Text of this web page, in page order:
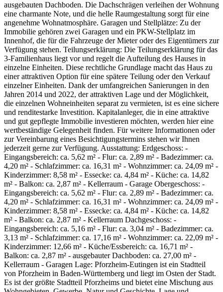
ausgebauten Dachboden. Die Dachschrägen verleihen der Wohnung
eine charmante Note, und die helle Raumgestaltung sorgt für eine
angenehme Wohnatmosphäre. Garagen und Stellplätze: Zu der
Immobilie gehören zwei Garagen und ein PKW-Stellplatz im
Innenhof, die für die Fahrzeuge der Mieter oder des Eigentümers zur
Verfügung stehen. Teilungserklärung: Die Teilungserklärung für das
3-Familienhaus liegt vor und regelt die Aufteilung des Hauses in
einzelne Einheiten. Diese rechtliche Grundlage macht das Haus zu
einer attraktiven Option für eine spätere Teilung oder den Verkauf
einzelner Einheiten. Dank der umfangreichen Sanierungen in den
Jahren 2014 und 2022, der attraktiven Lage und der Möglichkeit,
die einzelnen Wohneinheiten separat zu vermieten, ist es eine sichere
und renditestarke Investition. Kapitalanleger, die in eine attraktive
und gut gepflegte Immobilie investieren möchten, werden hier eine
wertbeständige Gelegenheit finden. Für weitere Informationen oder
zur Vereinbarung eines Besichtigungstermins stehen wir Ihnen
jederzeit gerne zur Verfügung. Ausstattung: Erdgeschoss: -
Eingangsbereich: ca. 5,62 m² - Flur: ca. 2,89 m² - Badezimmer: ca.
4,20 m² - Schlafzimmer: ca. 16,31 m² - Wohnzimmer: ca. 24,09 m² -
Kinderzimmer: 8,58 m² - Essecke: ca. 4,84 m² - Küche: ca. 14,82
m² - Balkon: ca. 2,87 m² - Kellerraum - Garage Obergeschoss: -
Eingangsbereich: ca. 5,62 m² - Flur: ca. 2,89 m² - Badezimmer: ca.
4,20 m² - Schlafzimmer: ca. 16,31 m² - Wohnzimmer: ca. 24,09 m² -
Kinderzimmer: 8,58 m² - Essecke: ca. 4,84 m² - Küche: ca. 14,82
m² - Balkon: ca. 2,87 m² - Kellerraum Dachgeschoss: -
Eingangsbereich: ca. 5,16 m² - Flur: ca. 3,04 m² - Badezimmer: ca.
3,13 m² - Schlafzimmer: ca. 17,16 m² - Wohnzimmer: ca. 22,09 m² -
Kinderzimmer: 12,66 m² - Küche/Essbereich: ca. 16,71 m² -
Balkon: ca. 2,87 m² - ausgebauter Dachboden: ca. 27,00 m² -
Kellerraum - Garagen Lage: Pforzheim-Eutingen ist ein Stadtteil
von Pforzheim in Baden-Württemberg und liegt im Osten der Stadt.
Es ist der größte Stadtteil Pforzheims und bietet eine Mischung aus